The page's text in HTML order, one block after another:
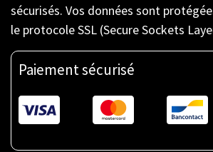
sécurisés. Vos données sont
le protocole SSL (Secure Sockets
Paiement sécurisé